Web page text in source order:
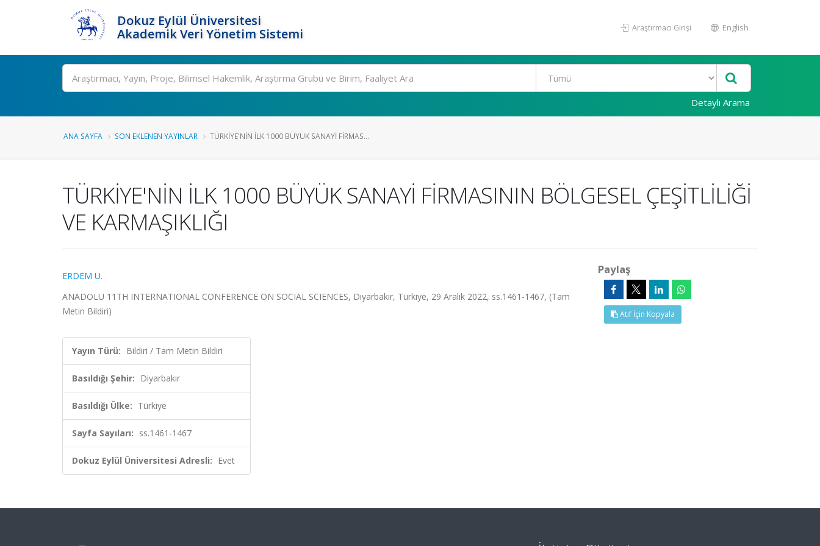
Dokuz Eylül Üniversitesi
Akademik Veri Yönetim Sistemi
Araştırmacı Girişi English
Ara
Detaylı Arama
ANA SAYFA SON EKLENEN YAYINLAR TÜRKİYE'NİN İLK 1000 BÜYÜK SANAYİ FİRMAS...
TÜRKİYE'NİN İLK 1000 BÜYÜK SANAYİ FİRMASININ BÖLGESEL ÇEŞİTLİLİĞİ
VE KARMAŞIKLIĞI
ERDEM U.
ANADOLU 11TH INTERNATIONAL CONFERENCE ON SOCIAL SCIENCES, Diyarbakır, Türkiye, 29 Aralık 2022, ss.1461-1467, (Tam
Metin Bildiri)
Yayın Türü: Bildiri / Tam Metin Bildiri
Basıldığı Şehir: Diyarbakır
Basıldığı Ülke: Türkiye
Sayfa Sayıları: ss.1461-1467
Dokuz Eylül Üniversitesi Adresli: Evet
Paylaş
Atıf İçin Kopyala